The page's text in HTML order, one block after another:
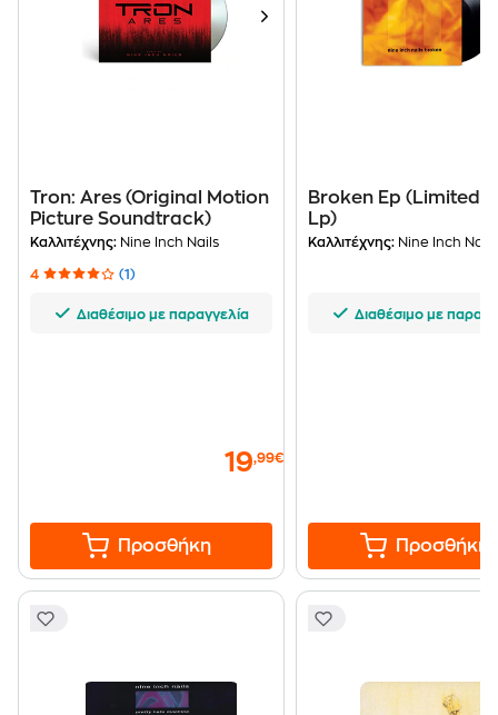
Tron: Ares (Original Motion
Picture Soundtrack)
Καλλιτέχνης: Nine Inch Nails
4 (1)
Διαθέσιμο με παραγγελία
19,99€
Προσθήκη
Broken Ep (Limited
Lp)
Καλλιτέχνης: Nine Inch Nails
Διαθέσιμο με
Προσθήκη